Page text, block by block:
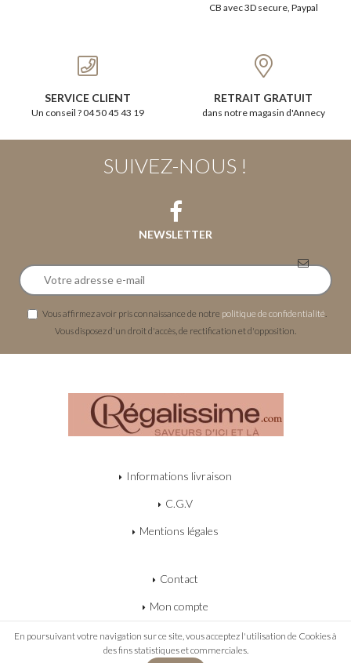
CB avec 3D secure, Paypal
SERVICE CLIENT
Un conseil ? 04 50 45 43 19
RETRAIT GRATUIT
dans notre magasin d'Annecy
SUIVEZ-NOUS !
NEWSLETTER
Vous affirmez avoir pris connaissance de notre politique de confidentialité
Vous disposez d'un droit d'accès, de rectification et d'opposition.
Informations livraison
C.G.V
Mentions légales
Contact
Mon compte
Mon panier
En poursuivant votre navigation sur ce site, vous acceptez l'utilisation de Cookies à
des fins statistiques et commerciales.